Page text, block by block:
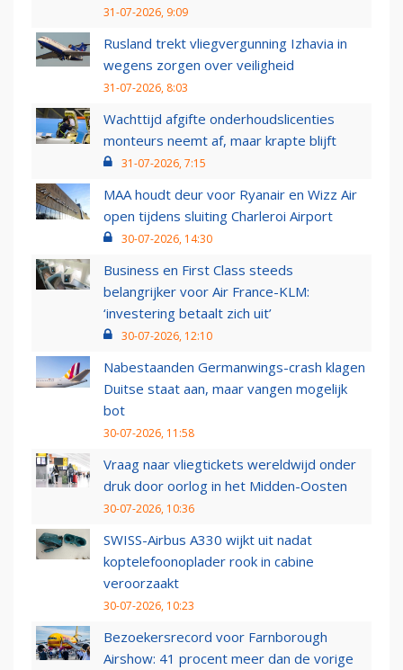
31-07-2026, 9:09
Rusland trekt vliegvergunning Izhavia in
wegens zorgen over veiligheid
31-07-2026, 8:03
Wachttijd afgifte onderhoudslicenties
monteurs neemt af, maar krapte blijft
31-07-2026, 7:15
MAA houdt deur voor Ryanair en Wizz Air
open tijdens sluiting Charleroi Airport
30-07-2026, 14:30
Business en First Class steeds
belangrijker voor Air France-KLM:
‘investering betaalt zich uit’
30-07-2026, 12:10
Nabestaanden Germanwings-crash klagen
Duitse staat aan, maar vangen mogelijk
bot
30-07-2026, 11:58
Vraag naar vliegtickets wereldwijd onder
druk door oorlog in het Midden-Oosten
30-07-2026, 10:36
SWISS-Airbus A330 wijkt uit nadat
koptelefoonoplader rook in cabine
veroorzaakt
30-07-2026, 10:23
Bezoekersrecord voor Farnborough
Airshow: 41 procent meer dan de vorige